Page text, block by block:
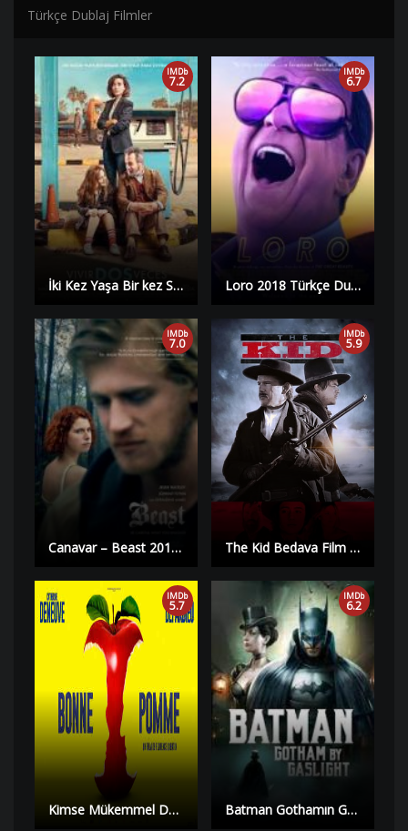
Türkçe Dublaj Filmler
İki Kez Yaşa Bir kez Sev Filmi izle 2019 | HD |
IMDb
7.2
Loro 2018 Türkçe Dublaj izle | Yüksek Kalite |
IMDb
6.7
Canavar – Beast 2017 Türkçe Dublaj izle | Yüksek Kalite |
IMDb
7.0
The Kid Bedava Film izle | Yüksek Kalite |
IMDb
5.9
Kimse Mükemmel Değildir – Nobodys Perfect! izle | Yüksek Kalite |
IMDb
5.7
Batman Gothamın Gaz Lambaları – Batman Gotham by Gasligh izle | HD |
IMDb
6.2